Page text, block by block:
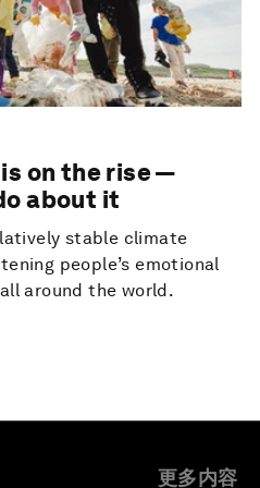
on the rise —
about it
stable climate
people’s emotional
around the world.
更多内容